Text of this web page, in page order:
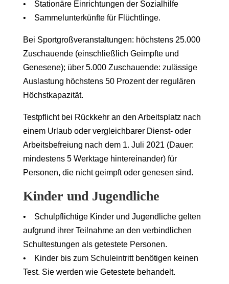
• Stationäre Einrichtungen der Sozialhilfe
• Sammelunterkünfte für Flüchtlinge.
Bei Sportgroßveranstaltungen: höchstens 25.000
Zuschauende (einschließlich Geimpfte und
Genesene); über 5.000 Zuschauende: zulässige
Auslastung höchstens 50 Prozent der regulären
Höchstkapazität.
Testpflicht bei Rückkehr an den Arbeitsplatz nach
einem Urlaub oder vergleichbarer Dienst- oder
Arbeitsbefreiung nach dem 1. Juli 2021 (Dauer:
mindestens 5 Werktage hintereinander) für
Personen, die nicht geimpft oder genesen sind.
Kinder und Jugendliche
• Schulpflichtige Kinder und Jugendliche gelten
aufgrund ihrer Teilnahme an den verbindlichen
Schultestungen als getestete Personen.
• Kinder bis zum Schuleintritt benötigen keinen
Test. Sie werden wie Getestete behandelt.